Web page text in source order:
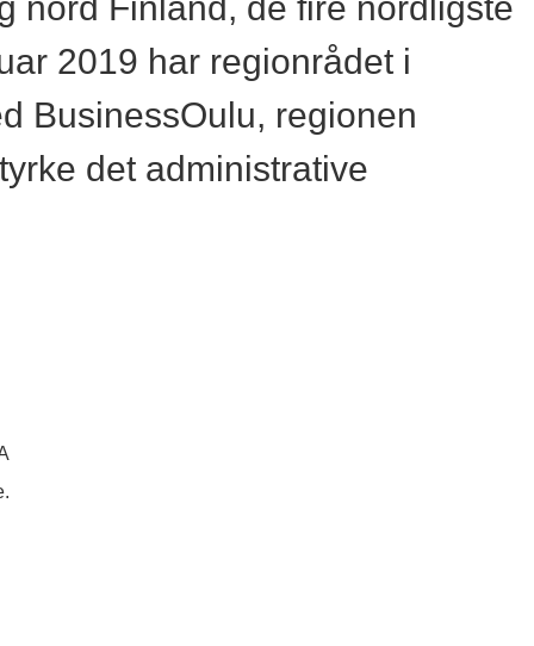
2019 har regionrådet i
BusinessOulu, regionen
det administrative